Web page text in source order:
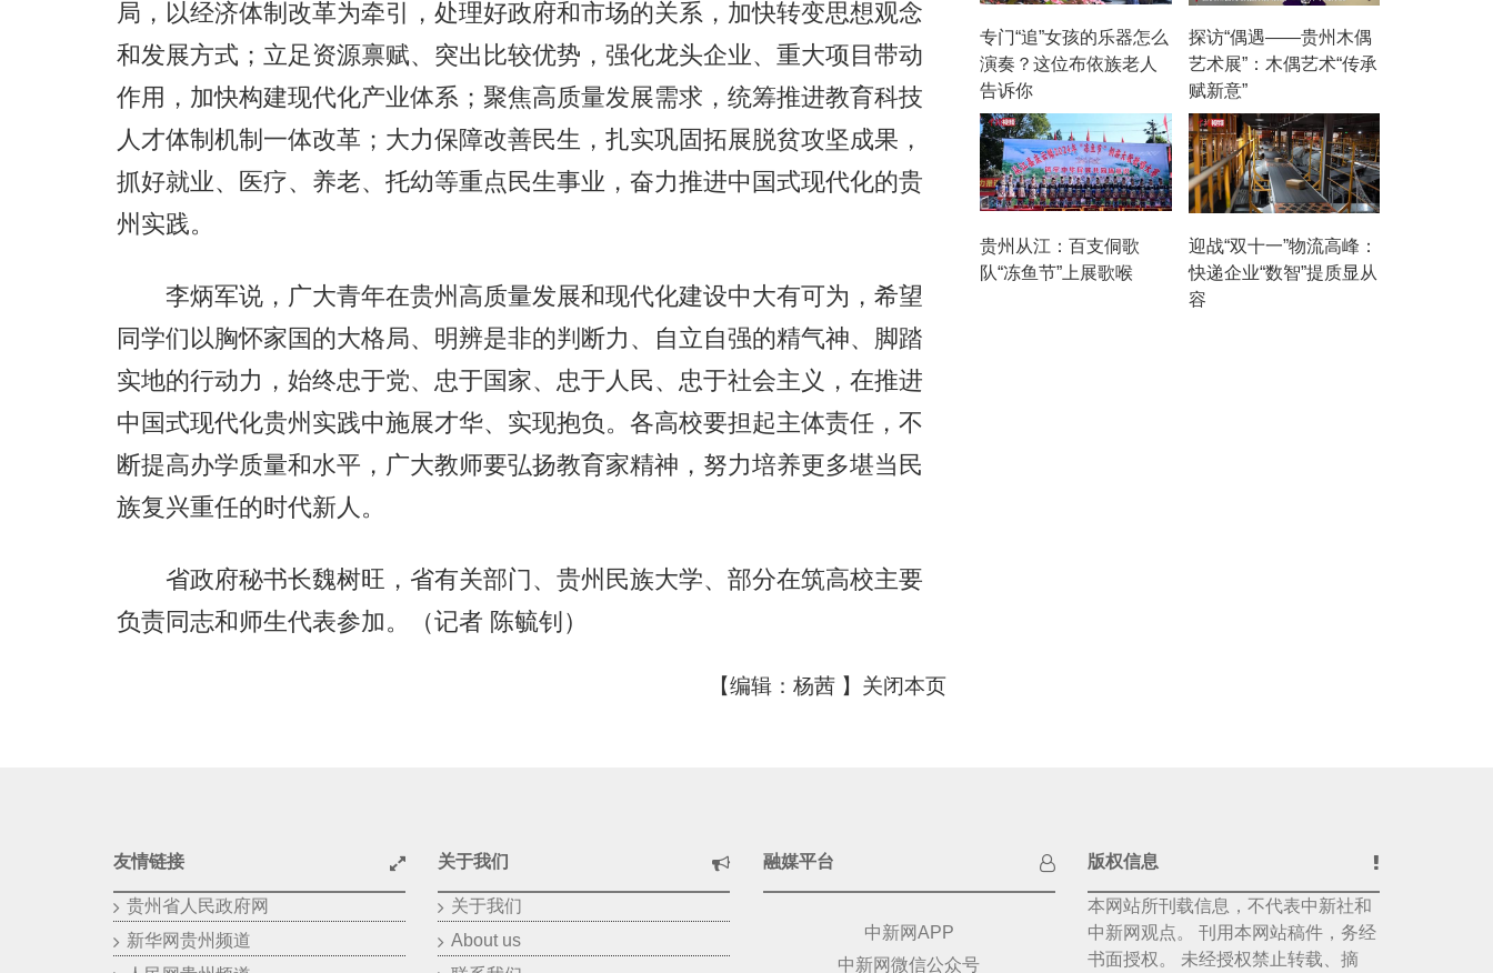
局，以经济体制改革为牵引，处理好政府和市场的关系，加快转变思想观念
和发展方式；立足资源禀赋、突出比较优势，强化龙头企业、重大项目带动
作用，加快构建现代化产业体系；聚焦高质量发展需求，统筹推进教育科技
人才体制机制一体改革；大力保障改善民生，扎实巩固拓展脱贫攻坚成果，
抓好就业、医疗、养老、托幼等重点民生事业，奋力推进中国式现代化的贵
州实践。
李炳军说，广大青年在贵州高质量发展和现代化建设中大有可为，希望
同学们以胸怀家国的大格局、明辨是非的判断力、自立自强的精气神、脚踏
实地的行动力，始终忠于党、忠于国家、忠于人民、忠于社会主义，在推进
中国式现代化贵州实践中施展才华、实现抱负。各高校要担起主体责任，不
断提高办学质量和水平，广大教师要弘扬教育家精神，努力培养更多堪当民
族复兴重任的时代新人。
省政府秘书长魏树旺，省有关部门、贵州民族大学、部分在筑高校主要
负责同志和师生代表参加。（记者 陈毓钊）
【编辑：杨茜 】 关闭本页
专门“追”女孩的乐器怎么
演奏？这位布依族老人
告诉你
探访“偶遇——贵州木偶
艺术展”：木偶艺术“传承
赋新意”
贵州从江：百支侗歌
队“冻鱼节”上展歌喉
迎战“双十一”物流高峰：
快递企业“数智”提质显从
容
友情链接
贵州省人民政府网
新华网贵州频道
关于我们
关于我们
About us
融媒平台
中新网APP
中新网微信公众号
版权信息
本网站所刊载信息，不代表中新社和
中新网观点。 刊用本网站稿件，务经
书面授权。 未经授权禁止转载、摘